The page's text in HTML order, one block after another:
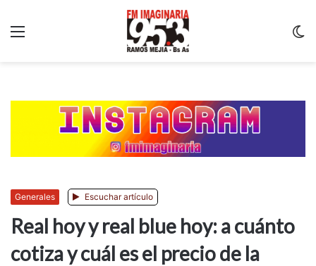
Generales Escuchar artículo
Real hoy y real blue hoy: a cuánto
cotiza y cuál es el precio de la